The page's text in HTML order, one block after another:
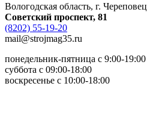
Вологодская область, г. Череповец
Советский проспект, 81
(8202) 55-19-20
mail@strojmag35.ru
понедельник-пятница с 9:00-19:00
суббота c 09:00-18:00
воскресенье с 10:00-18:00